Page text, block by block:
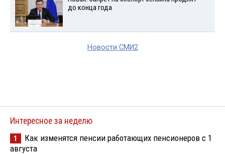
до конца года
Новости СМИ2
Интересное за неделю
1
Как изменятся пенсии работающих пенсионеров с 1
августа